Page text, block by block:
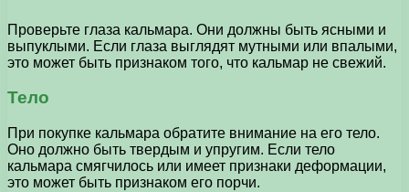
Проверьте глаза кальмара. Они должны быть ясными и
выпуклыми. Если глаза выглядят мутными или впалыми,
это может быть признаком того, что кальмар не свежий.
Тело
При покупке кальмара обратите внимание на его тело.
Оно должно быть твердым и упругим. Если тело
кальмара смягчилось или имеет признаки деформации,
это может быть признаком его порчи.